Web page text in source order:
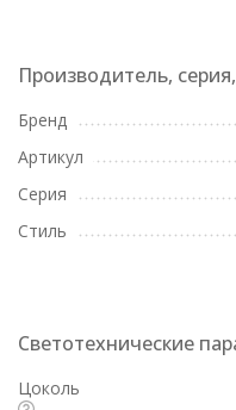
Производитель,
Бренд
Артикул
Серия
Стиль
Светотехнические
Цоколь